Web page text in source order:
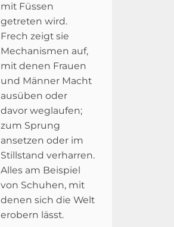
mit Füssen
getreten wird.
Frech zeigt sie
Mechanismen auf,
mit denen Frauen
und Männer Macht
ausüben oder
davor weglaufen;
zum Sprung
ansetzen oder im
Stillstand verharren.
Alles am Beispiel
von Schuhen, mit
denen sich die Welt
erobern lässt.